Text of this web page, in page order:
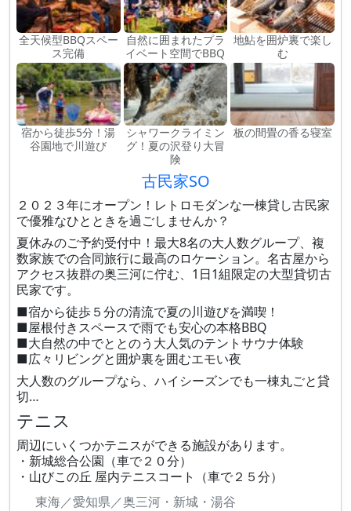
全天候型BBQスペー
ス完備
自然に囲まれたプラ
イベート空間でBBQ
地鮎を囲炉裏で楽し
む
宿から徒歩5分！湯
谷園地で川遊び
シャワークライミン
グ！夏の沢登り大冒
険
板の間畳の香る寝室
古民家SO
２０２３年にオープン！レトロモダンな一棟貸し古民家
で優雅なひとときを過ごしませんか？
夏休みのご予約受付中！最大8名の大人数グループ、複
数家族での合同旅行に最高のロケーション。名古屋から
アクセス抜群の奥三河に佇む、1日1組限定の大型貸切古
民家です。
■宿から徒歩５分の清流で夏の川遊びを満喫！
■屋根付きスペースで雨でも安心の本格BBQ
■大自然の中でととのう大人気のテントサウナ体験
■広々リビングと囲炉裏を囲むエモい夜
大人数のグループなら、ハイシーズンでも一棟丸ごと貸
切…
テニス
周辺にいくつかテニスができる施設があります。
・新城総合公園（車で２０分）
・山びこの丘 屋内テニスコート（車で２５分）
東海／愛知県／奥三河・新城・湯谷